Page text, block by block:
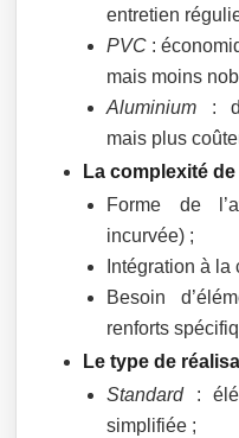
entretien
PVC :
mais moins
Aluminium :
mais plus
La complexité
Forme de
incurvée) ;
Intégration à
Besoin
renforts
Le type de
Standard:
simplifiée ;